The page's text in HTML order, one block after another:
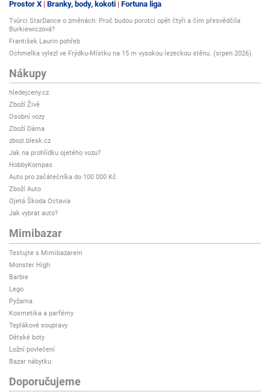
Prostor X Branky, body, kokoti Fortuna liga
Tvůrci StarDance o změnách: Proč budou porotci opět čtyři a čím přesvědčila
Burkiewiczová?
František Laurin pohřeb
Ochmelka vylezl ve Frýdku-Místku na 15 m vysokou lezeckou stěnu. (srpen 2026)
Nákupy
hledejceny.cz
Zboží Živě
Osobní vozy
Zboží Dáma
zbozi.blesk.cz
Jak na prohlídku ojetého vozu?
HobbyKompas
Auto pro začátečníka do 100 000 Kč
Zboží Auto
Ojetá Škoda Octavia
Jak vybrat auto?
Mimibazar
Testujte s Mimibazarem
Monster High
Barbie
Lego
Pyžama
Kosmetika a parfémy
Teplákové soupravy
Dětské boty
Ložní povlečení
Bazar nábytku
Doporučujeme